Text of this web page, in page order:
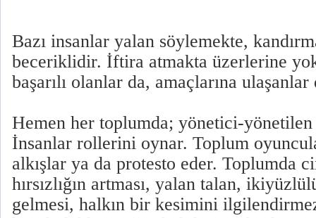
Bazı insanlar yalan söylemekte,
beceriklidir. İftira atmakta üzerlerine
başarılı olanlar da, amaçlarına
Hemen her toplumda; yönetici-
İnsanlar rollerini oynar. Toplum
alkışlar ya da protesto eder. Toplumda
hırsızlığın artması, yalan talan,
gelmesi, halkın bir kesimini